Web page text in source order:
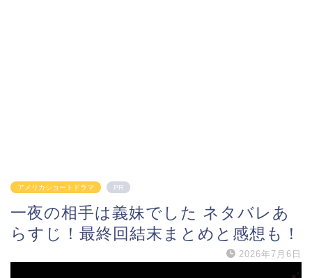
アメリカショートドラマ PR
一夜の相手は義妹でした ネタバレあ
らすじ！最終回結末まとめと感想も！
2026年7月6日